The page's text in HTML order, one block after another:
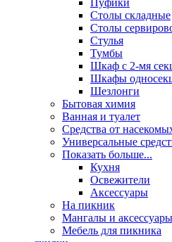
Пуфики
Столы складные
Столы
Стулья
Тумбы
Шкаф с 2-мя
Шкафы
Шезлонги
Бытовая химия
Ванная и туалет
Средства от
Универсальные
Показать больше...
Кухня
Освежители
Аксессуары
На пикник
Мангалы и
Мебель для пикника